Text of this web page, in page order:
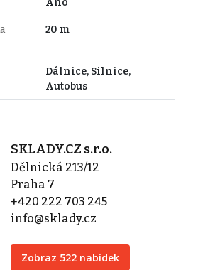
Ano
20 m
Dálnice, Silnice,
Autobus
SKLADY.CZ s.r.o.
Dělnická 213/12
Praha 7
+420 222 703 245
info@sklady.cz
Zobraz 522 nabídek